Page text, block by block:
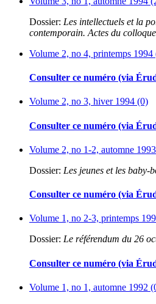
Dossier: Les intellectuels et la
contemporain. Actes du
Volume 2, no 4, printemps 1994
Consulter ce numéro (via
Volume 2, no 3, hiver 1994 (0)
Consulter ce numéro (via
Volume 2, no 1-2, automne
Dossier: Les jeunes et les baby-
Consulter ce numéro (via
Volume 1, no 2-3, printemps
Dossier: Le référendum du 26
Consulter ce numéro (via
Volume 1, no 1, automne 1992